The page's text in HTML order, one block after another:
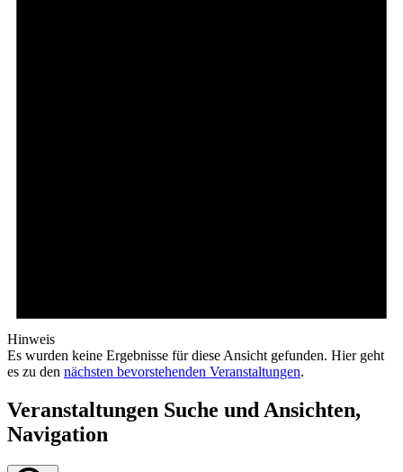
Hinweis
Es wurden keine Ergebnisse für diese Ansicht gefunden. Hier geht
es zu den nächsten bevorstehenden Veranstaltungen.
Veranstaltungen Suche und Ansichten,
Navigation